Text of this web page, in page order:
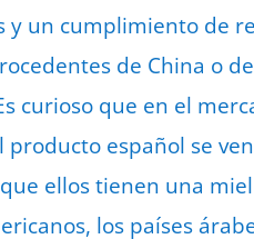
y un cumplimiento de
de China o
curioso que en el
español se
ellos tienen una
los países